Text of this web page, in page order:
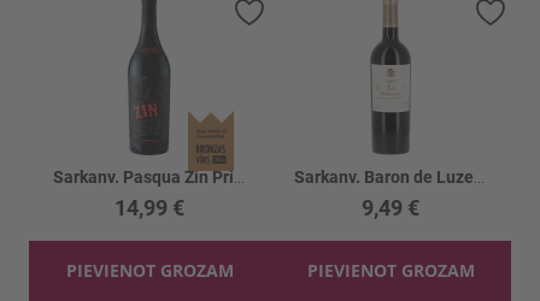
14,99 €
PIEVIENOT GROZAM
9,49 €
PIEVIENOT GROZAM